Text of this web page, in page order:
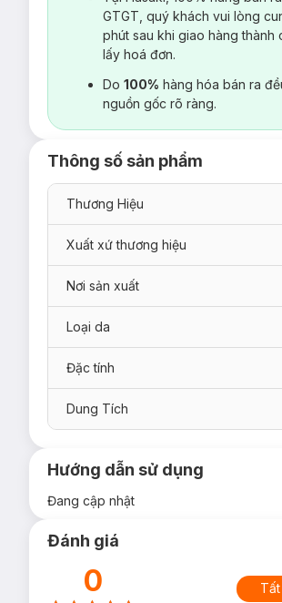
GTGT, quý khách vui lòng
phút sau khi giao hàng
lấy hoá đơn.
Do 100% hàng hóa bán ra
nguồn gốc rõ ràng.
Thông số sản phẩm
Thương Hiệu
Xuất xứ thương hiệu
Nơi sản xuất
Loại da
Đặc tính
Dung Tích
Hướng dẫn sử dụng
Đang cập nhật
Đánh giá
0